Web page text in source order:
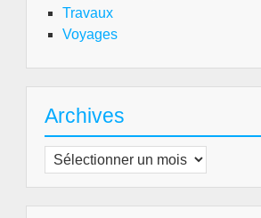
Travaux
Voyages
Archives
Archives